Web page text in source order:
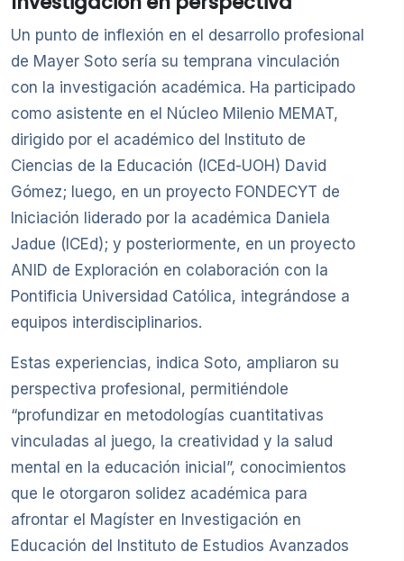
Un punto de inflexión en el desarrollo profesional
de Mayer Soto sería su temprana vinculación
con la investigación académica. Ha participado
como asistente en el Núcleo Milenio MEMAT,
dirigido por el académico del Instituto de
Ciencias de la Educación (ICEd-UOH) David
Gómez; luego, en un proyecto FONDECYT de
Iniciación liderado por la académica Daniela
Jadue (ICEd); y posteriormente, en un proyecto
ANID de Exploración en colaboración con la
Pontificia Universidad Católica, integrándose a
equipos interdisciplinarios.
Estas experiencias, indica Soto, ampliaron su
perspectiva profesional, permitiéndole
“profundizar en metodologías cuantitativas
vinculadas al juego, la creatividad y la salud
mental en la educación inicial”, conocimientos
que le otorgaron solidez académica para
afrontar el Magíster en Investigación en
Educación del Instituto de Estudios Avanzados